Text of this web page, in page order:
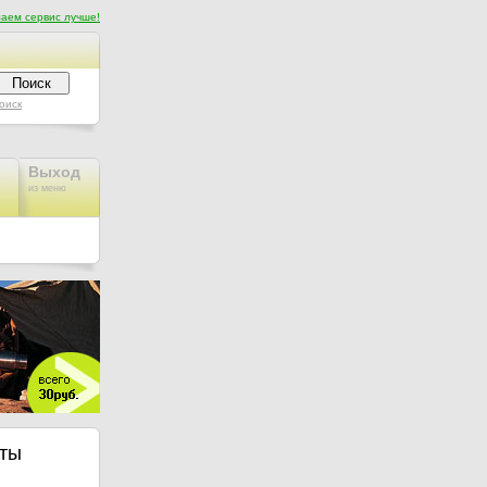
сервис лучше!
Выход
из меню